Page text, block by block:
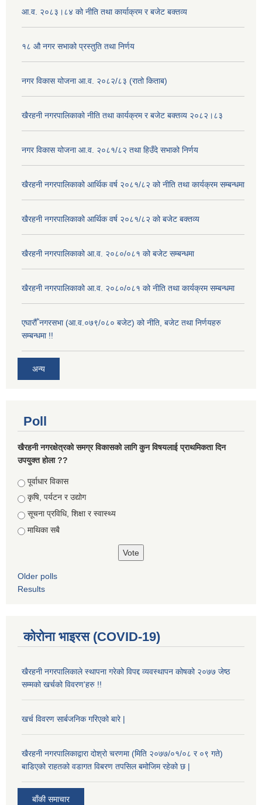
आ.व. २०८३।८४ को नीति तथा कार्याक्रम र बजेट बक्तव्य
१८ औ नगर सभाको प्रस्तुति तथा निर्णय
नगर विकास योजना आ.व. २०८२/८३ (रातो किताब)
खैरहनी नगरपालिकाको नीति तथा कार्यक्रम र बजेट बक्तव्य २०८२।८३
नगर विकास योजना आ.व. २०८१/८२ तथा हिउँदे सभाको निर्णय
खैरहनी नगरपालिकाको आर्थिक वर्ष २०८१/८२ को नीति तथा कार्यक्रम सम्बन्धमा
खैरहनी नगरपालिकाको आर्थिक वर्ष २०८१/८२ को बजेट बक्तव्य
खैरहनी नगरपालिकाको आ.व. २०८०/०८१ को बजेट सम्बन्धमा
खैरहनी नगरपालिकाको आ.व. २०८०/०८१ को नीति तथा कार्यक्रम सम्बन्धमा
एघारौँ नगरसभा (आ.व.०७९/०८० बजेट) को नीति, बजेट तथा निर्णयहरु
सम्बन्धमा !!
अन्य
Poll
खैरहनी नगरक्षेत्रको समग्र विकासको लागि कुन विषयलाई प्राथमिकता दिन
उपयुक्त होला ??
Choices
पूर्वाधार विकास
कृषि, पर्यटन र उद्योग
सूचना प्रविधि, शिक्षा र स्वास्थ्य
माथिका सबै
Older polls
Results
कोरोना भाइरस (COVID-19)
खैरहनी नगरपालिकाले स्थापना गरेको विपद्द व्यवस्थापन कोषको २०७७ जेष्ठ
सम्मको खर्चको विवरण'हरु !!
खर्च विवरण सार्बजनिक गरिएको बारे |
खैरहनी नगरपालिकाद्वारा दोश्रो चरणमा (मिति २०७७/०१/०८ र ०९ गते)
बाडिएको राहतको वडागत विबरण तपसिल बमोजिम रहेको छ |
बाँकी समाचार